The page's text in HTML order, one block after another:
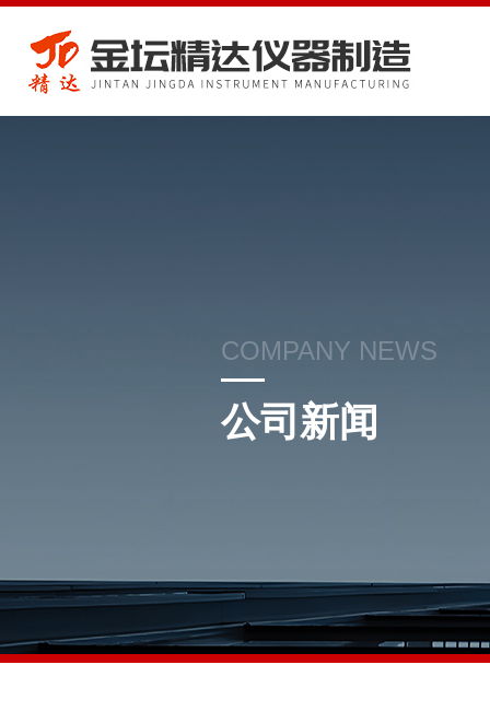
COMPANY NEWS
公司新闻